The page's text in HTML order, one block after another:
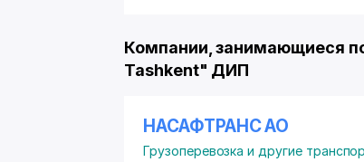
Компании, занимающиеся
Tashkent" ДИП
НАСАФТРАНС АО
Грузоперевозка и другие